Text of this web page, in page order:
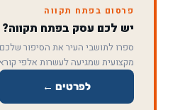
פרסום בפתח תקווה
יש לכם עסק בפתח תקווה?
ספרו לתושבי העיר את הסיפור
מקצועית שמגיעה לעשרות אלפי
לפרטים ←